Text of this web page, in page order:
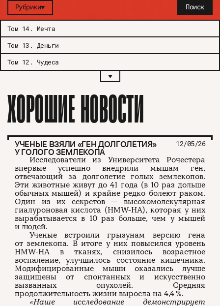
Поиск
Рубрики
Том 14.
Мечта
Том 13 . Деньги
Том 12 . Чудеса
ХОРОШИЕ НОВОСТИ
УЧЕНЫЕ ВЗЯЛИ «ГЕН ДОЛГОЛЕТИЯ»
У ГОЛОГО ЗЕМЛЕКОПА
12/05/26
Исследователи из Университета Рочестера
впервые успешно внедрили мышам ген,
отвечающий за долголетие голых землекопов.
Эти животные живут до 41 года (в 10 раз дольше
обычных мышей) и крайне редко болеют раком.
Один из их секретов — высокомолекулярная
гиалуроновая кислота (HMW-HA), которая у них
вырабатывается в 10 раз больше, чем у мышей
и людей.
Ученые встроили грызунам версию гена
от землекопа. В итоге у них повысился уровень
HMW-HA в тканях, снизилось возрастное
воспаление, улучшилось состояние кишечника.
Модифицированные мыши оказались лучше
защищены от спонтанных и искусственно
вызванных опухолей. Средняя
продолжительность жизни выросла на 4,4 %.
«Наше исследование демонстрирует